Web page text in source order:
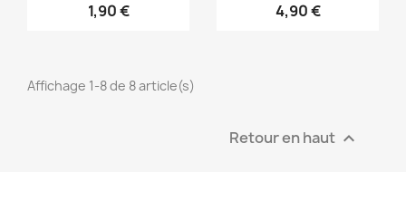
1,90 € 4,90 €
Affichage 1-8 de 8 article(s)
Retour en haut 